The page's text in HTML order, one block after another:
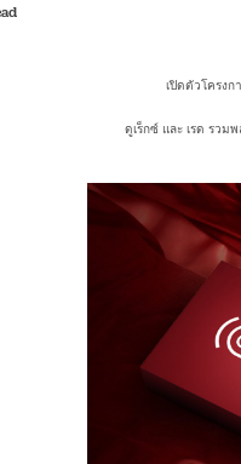
เปิดตัวโครงกา
ดูเร็กซ์ และ เรด รวม